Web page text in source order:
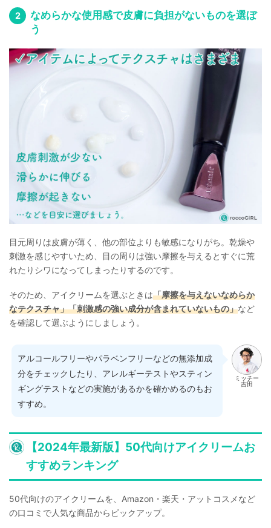
なめらかな使用感で皮膚に負担がないものを選ぼ
う
目元周りは皮膚が薄く、他の部位よりも敏感になりがち。乾燥や
刺激を感じやすいため、目の周りは強い摩擦を与えるとすぐに荒
れたりシワになってしまったりするのです。
そのため、アイクリームを選ぶときは「摩擦を与えないなめらか
なテクスチャ」「刺激感の強い成分が含まれていないもの」など
を確認して選ぶようにしましょう。
ミッチー
吉田
アルコールフリーやパラベンフリーなどの無添加成
分をチェックしたり、アレルギーテストやスティン
ギングテストなどの実施があるかを確かめるのもお
すすめ。
【2024年最新版】50代向けアイクリームお
すすめランキング
50代向けのアイクリームを、Amazon・楽天・アットコスメなど
の口コミで人気な商品からピックアップ。